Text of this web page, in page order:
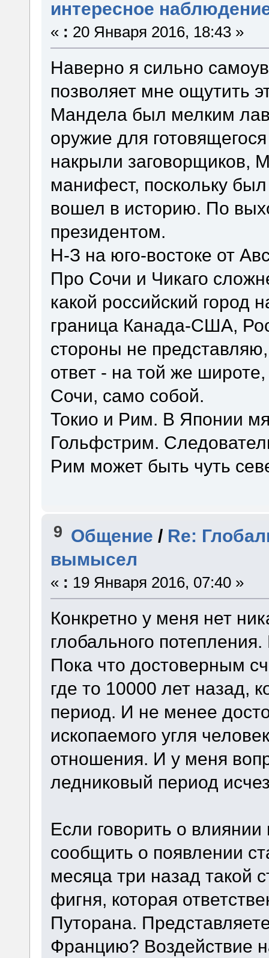
интересное
« : 20 Января 2016, 18:43 »
Наверно я сильно
позволяет мне ощутить
Мандела был мелким
оружие для
накрыли заговорщиков,
манифест, поскольку
вошел в историю. По
президентом.
Н-З на юго-востоке от
Про Сочи и Чикаго
какой российский город
граница Канада-США,
стороны не
ответ - на той же
Сочи, само собой.
Токио и Рим. В Японии
Гольфстрим.
Рим может быть чуть
9 Общение / Re:
вымысел
« : 19 Января 2016, 07:40 »
Конкретно у меня нет
глобального
Пока что достоверным
где то 10000 лет назад,
период. И не менее
ископаемого угля
отношения. И у меня
ледниковый период
Если говорить о влиянии
сообщить о появлении
месяца три назад такой
фигня, которая
Путорана.
Францию? Воздействие